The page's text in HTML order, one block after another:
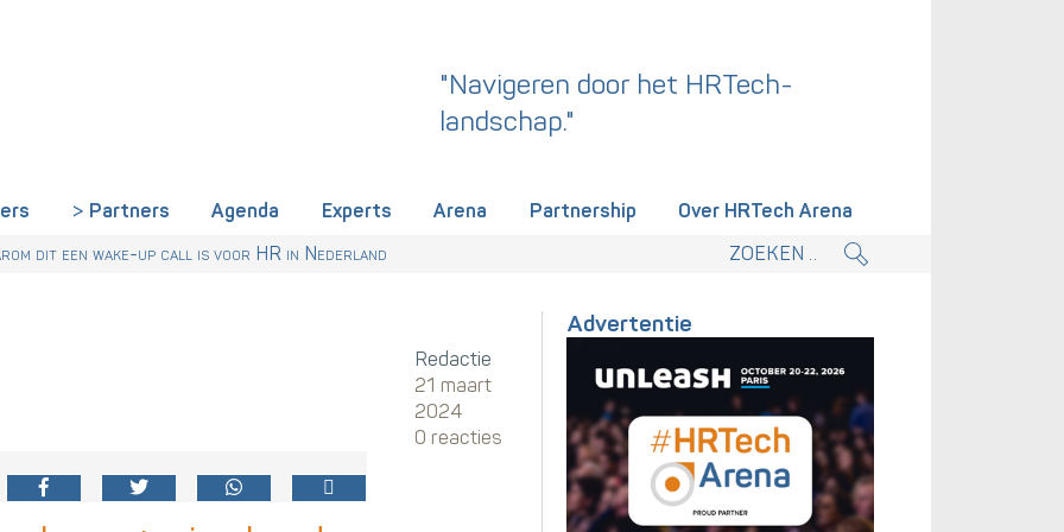
"Navigeren door het HRTech-
landschap."
Partners Agenda Experts Arena Partnership
Over HRTech Arena
kabinet. Skills-gerichte arbeidsmarkt onderdeel actieplan.
nu al regelen
een gemeenschappelijke skillstaal nodig heeft
dit een wake-up call is voor HR in Nederland
Redactie
21 maart
2024
0 reacties
Advertentie